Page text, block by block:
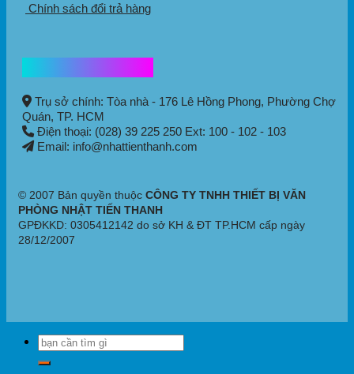
Chính sách đổi trả hàng
Trụ sở chính: Tòa nhà - 176 Lê Hồng Phong, Phường Chợ
Quán, TP. HCM
Điện thoại: (028) 39 225 250 Ext: 100 - 102 - 103
Email: info@nhattienthanh.com
© 2007 Bản quyền thuộc CÔNG TY TNHH THIẾT BỊ VĂN
PHÒNG NHẬT TIẾN THANH
GPĐKKD: 0305412142 do sở KH & ĐT TP.HCM cấp ngày
28/12/2007